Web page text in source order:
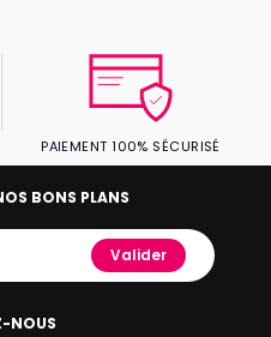
PAIEMENT 100% SÉCURISÉ
NOUS
BONS PLANS
Valider